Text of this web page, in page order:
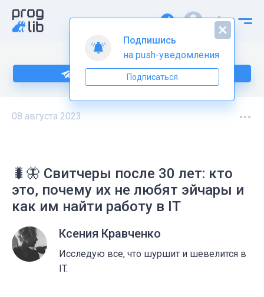
Подпишитесь на нас в Telegram
08 августа 2023
🐛🦋 Свитчеры после 30 лет: кто
это, почему их не любят эйчары и
как им найти работу в IT
Ксения Кравченко
Исследую все, что шуршит и шевелится в
IT.
Подпишись
на push-уведомления
Подписаться